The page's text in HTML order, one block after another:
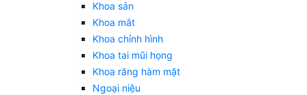
Khoa sản
Khoa mắt
Khoa chỉnh hình
Khoa tai mũi họng
Khoa răng hàm mặt
Ngoại niệu